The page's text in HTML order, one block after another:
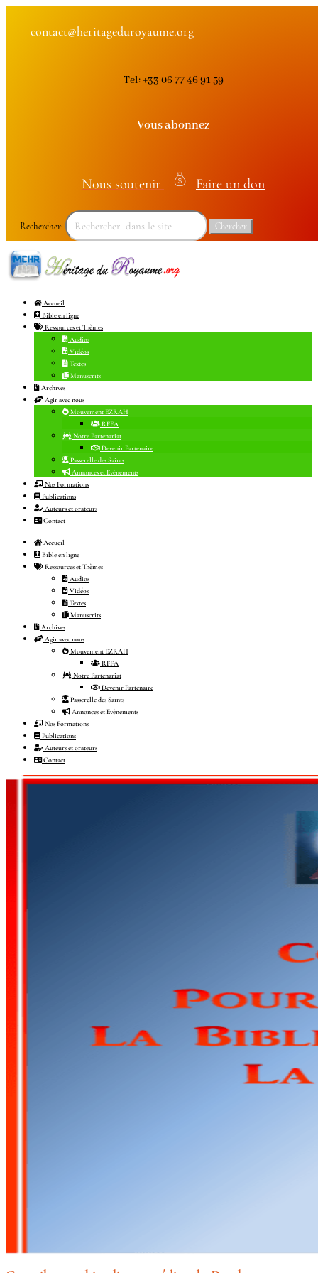
contact@heritageduroyaume.org
Tel: +33 06 77 46 91 59
Vous abonnez
Nous soutenir
money
bag
icon
Faire un don
Rechercher:
Accueil
Bible en ligne
Ressources et Thèmes
Audios
Vidéos
Textes
Manuscrits
Archives
Agir avec nous
Mouvement EZRAH
RFFA
Notre Partenariat
Devenir Partenaire
Passerelle des Saints
Annonces et Evènements
Nos Formations
Publications
Auteurs et orateurs
Contact
Accueil
Bible en ligne
Ressources et Thèmes
Audios
Vidéos
Textes
Manuscrits
Archives
Agir avec nous
Mouvement EZRAH
RFFA
Notre Partenariat
Devenir Partenaire
Passerelle des Saints
Annonces et Evènements
Nos Formations
Publications
Auteurs et orateurs
Contact